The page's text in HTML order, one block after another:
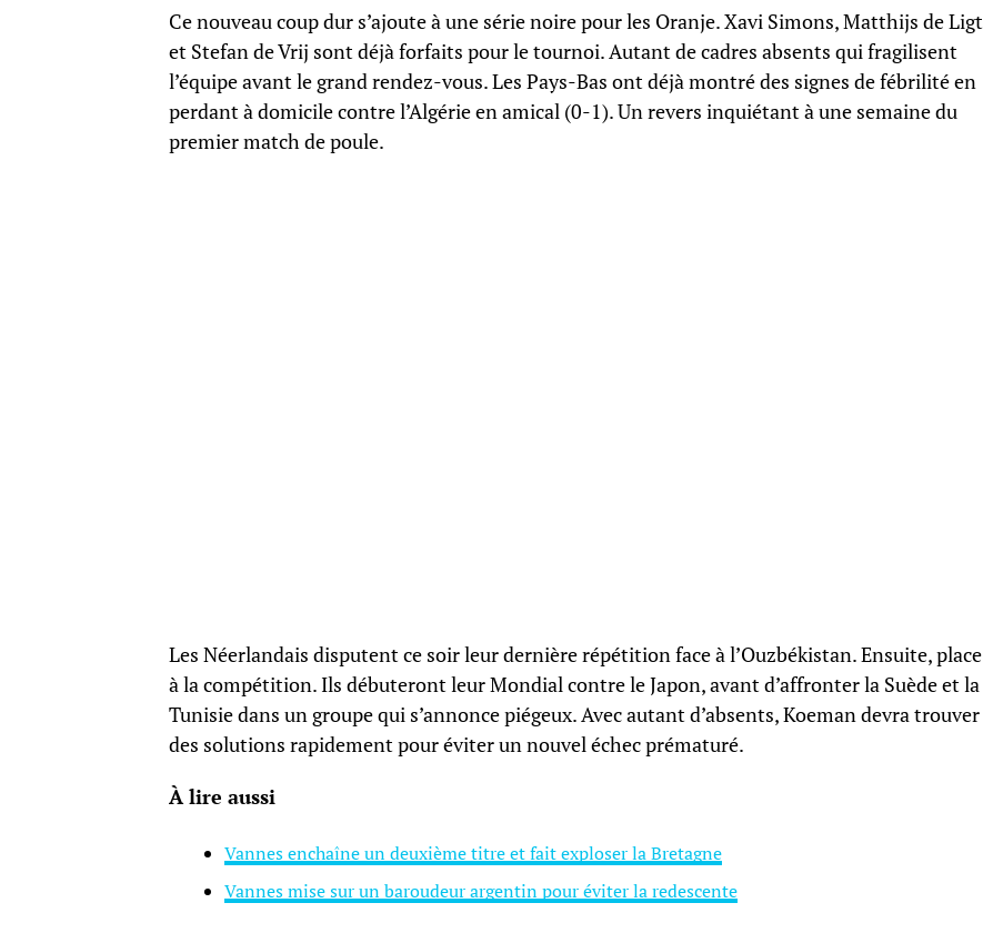
Ce nouveau coup dur s’ajoute à une série noire pour les Oranje. Xavi Simons, Matthijs de Ligt
et Stefan de Vrij sont déjà forfaits pour le tournoi. Autant de cadres absents qui fragilisent
l’équipe avant le grand rendez-vous. Les Pays-Bas ont déjà montré des signes de fébrilité en
perdant à domicile contre l’Algérie en amical (0-1). Un revers inquiétant à une semaine du
premier match de poule.
Les Néerlandais disputent ce soir leur dernière répétition face à l’Ouzbékistan. Ensuite, place
à la compétition. Ils débuteront leur Mondial contre le Japon, avant d’affronter la Suède et la
Tunisie dans un groupe qui s’annonce piégeux. Avec autant d’absents, Koeman devra trouver
des solutions rapidement pour éviter un nouvel échec prématuré.
À lire aussi
Vannes enchaîne un deuxième titre et fait exploser la Bretagne
Vannes mise sur un baroudeur argentin pour éviter la redescente